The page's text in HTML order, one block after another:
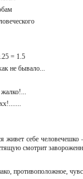
= 1.5
не бывало...
живет себе
смотрит
противоположное,